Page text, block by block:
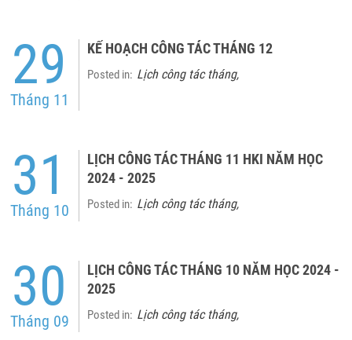
29
Tháng 11
KẾ HOẠCH CÔNG TÁC THÁNG 12
Posted in: Lịch công tác tháng,
31
Tháng 10
LỊCH CÔNG TÁC THÁNG 11 HKI NĂM HỌC
2024 - 2025
Posted in: Lịch công tác tháng,
30
Tháng 09
LỊCH CÔNG TÁC THÁNG 10 NĂM HỌC 2024 -
2025
Posted in: Lịch công tác tháng,